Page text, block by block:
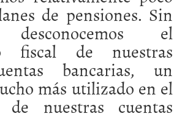
de pensiones. Sin
desconocemos el
fiscal de nuestras
bancarias, un
más utilizado en el
nuestras cuentas